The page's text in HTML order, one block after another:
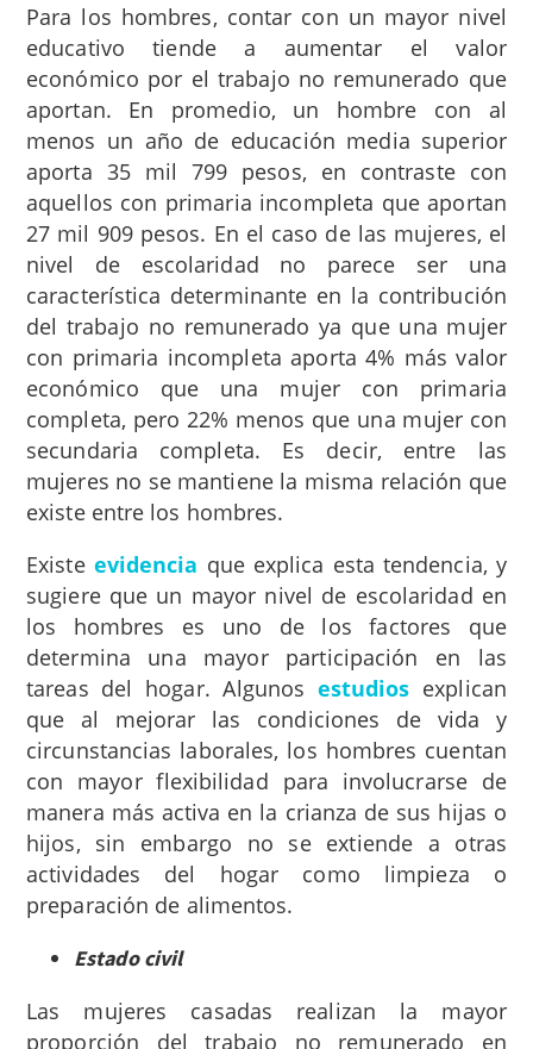
Para los hombres, contar con un mayor nivel
educativo tiende a aumentar el valor
económico por el trabajo no remunerado que
aportan. En promedio, un hombre con al
menos un año de educación media superior
aporta 35 mil 799 pesos, en contraste con
aquellos con primaria incompleta que aportan
27 mil 909 pesos. En el caso de las mujeres, el
nivel de escolaridad no parece ser una
característica determinante en la contribución
del trabajo no remunerado ya que una mujer
con primaria incompleta aporta 4% más valor
económico que una mujer con primaria
completa, pero 22% menos que una mujer con
secundaria completa. Es decir, entre las
mujeres no se mantiene la misma relación que
existe entre los hombres.
Existe evidencia que explica esta tendencia, y
sugiere que un mayor nivel de escolaridad en
los hombres es uno de los factores que
determina una mayor participación en las
tareas del hogar. Algunos estudios explican
que al mejorar las condiciones de vida y
circunstancias laborales, los hombres cuentan
con mayor flexibilidad para involucrarse de
manera más activa en la crianza de sus hijas o
hijos, sin embargo no se extiende a otras
actividades del hogar como limpieza o
preparación de alimentos.
Estado civil
Las mujeres casadas realizan la mayor
proporción del trabajo no remunerado en